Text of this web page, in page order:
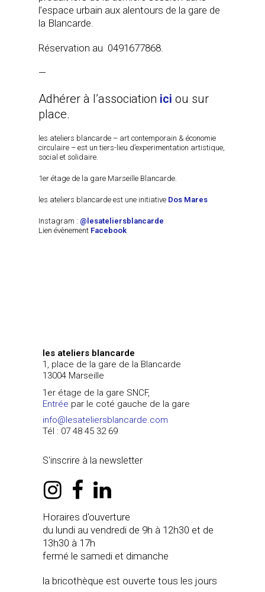
l’espace urbain aux alentours de la gare de
la Blancarde.
Réservation au 0491677868.
—
Adhérer à l’association ici ou sur
place.
les ateliers blancarde – art contemporain & économie
circulaire – est un tiers-lieu d’experimentation artistique,
social et solidaire.
1er étage de la gare Marseille Blancarde.
les ateliers blancarde est une initiative Dos Mares
Instagram : @lesateliersblancarde
Lien évènement Facebook
les ateliers blancarde
1, place de la gare de la Blancarde
13004 Marseille
1er étage de la gare SNCF,
Entrée par le coté gauche de la gare
info@lesateliersblancarde.com
Tél : 07 48 45 32 69
S'inscrire à la newsletter
instagram
facebook
linkedin
Horaires d'ouverture
du lundi au vendredi de 9h à 12h30 et de
13h30 à 17h
fermé le samedi et dimanche
la bricothèque est ouverte tous les jours